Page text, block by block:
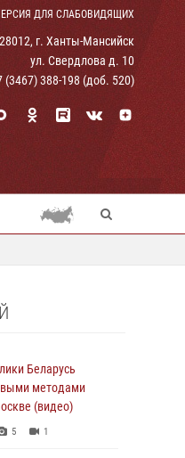
ДЛЯ СЛАБОВИДЯЩИХ
г. Ханты-Мансийск
ул. Свердлова д. 10
(3467) 388-198 (доб. 520)
Беларусь
методами
(видео)
5 1